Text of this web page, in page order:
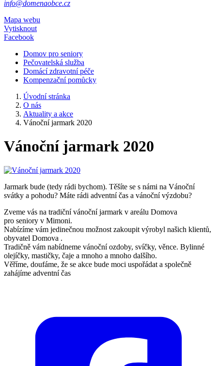
info@domenaobce.cz
Mapa webu
Vytisknout
Facebook
Domov pro seniory
Pečovatelská služba
Domácí zdravotní péče
Kompenzační pomůcky
Úvodní stránka
O nás
Aktuality a akce
Vánoční jarmark 2020
Vánoční jarmark 2020
Jarmark bude (tedy rádi bychom). Těšíte se s námi na Vánoční
svátky a pohodu? Máte rádi adventní čas a vánoční výzdobu?
Zveme vás na tradiční vánoční jarmark v areálu Domova
pro seniory v Mimoni.
Nabízíme vám jedinečnou možnost zakoupit výrobyl našich klientů,
obyvatel Domova .
Tradičně vám nabídneme vánoční ozdoby, svíčky, věnce. Bylinné
olejíčky, mastičky, čaje a mnoho a mnoho dalšího.
Věříme, doufáme, že se akce bude moci uspořádat a společně
zahájíme adventní čas